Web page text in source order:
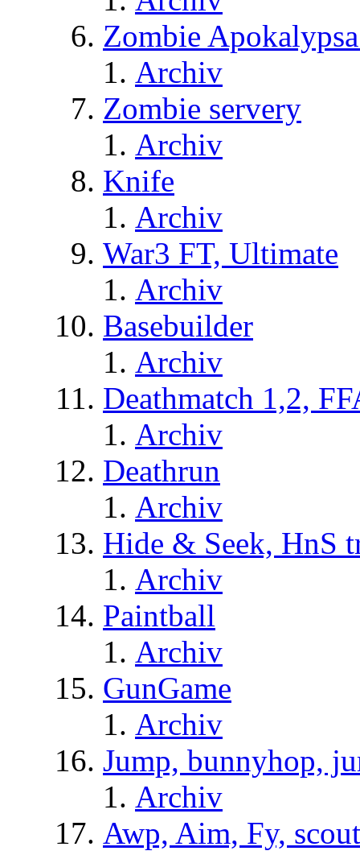
Zombie
Archiv
Zombie servery
Archiv
Knife
Archiv
War3 FT, Ultimate
Archiv
Basebuilder
Archiv
Deathmatch 1,2,
Archiv
Deathrun
Archiv
Hide & Seek, HnS
Archiv
Paintball
Archiv
GunGame
Archiv
Jump, bunnyhop,
Archiv
Awp, Aim, Fy,